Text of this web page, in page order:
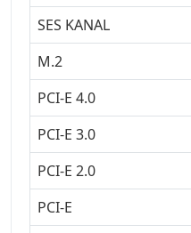
SES KANAL
M.2
PCI-E 4.0
PCI-E 3.0
PCI-E 2.0
PCI-E